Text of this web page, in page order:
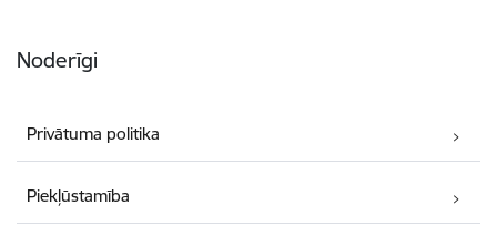
Noderīgi
Privātuma politika
Piekļūstamība